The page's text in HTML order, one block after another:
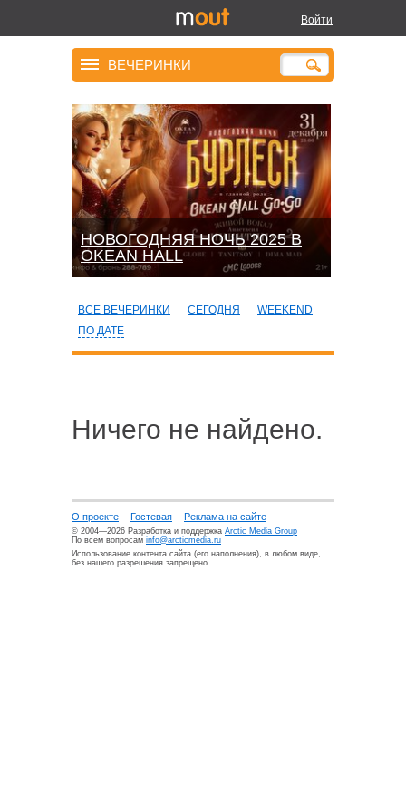
Войти
ВЕЧЕРИНКИ
НОВОГОДНЯЯ НОЧЬ 2025 В
OKEАN HALL
ВСЕ ВЕЧЕРИНКИ СЕГОДНЯ
WEEKEND
ПО ДАТЕ
Ничего не найдено.
О проекте Гостевая Реклама на сайте
© 2004—2026 Разработка и поддержка Arctic Media Group
По всем вопросам info@arcticmedia.ru
Использование контента сайта (его наполнения), в любом виде,
без нашего разрешения запрещено.